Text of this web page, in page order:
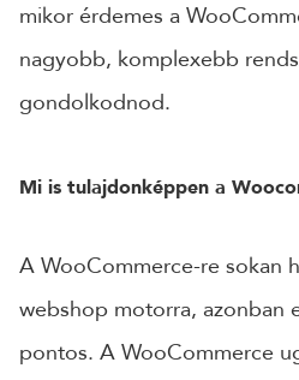
KÜLDÉS
mikor érdemes a
nagyobb, komplexebb
gondolkodnod.
Mi is tulajdonképpen a
A WooCommerce-re sokan
webshop motorra, azonban
pontos. A WooCommerce